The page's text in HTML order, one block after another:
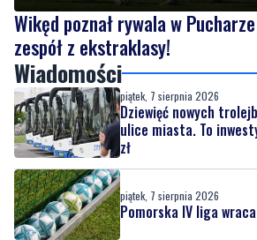
Wikęd poznał rywala w
zespół z ekstraklasy!
Wiadomości
piątek, 7 sierpnia 2026
Dziewięć nowych
ulice miasta. To
zł
piątek, 7 sierpnia 2026
Pomorska IV liga